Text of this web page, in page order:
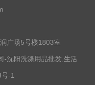
广场5号楼1803室
-沈阳洗涤用品批发,生活
-1